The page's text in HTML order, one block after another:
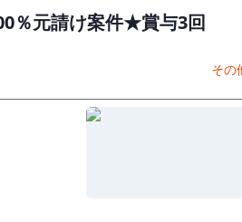
％元請け案件★賞与3回
その